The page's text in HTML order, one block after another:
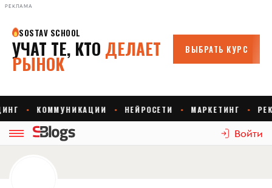
РЕКЛАМА
Войти